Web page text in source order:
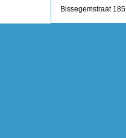
Bissegemstraat 185